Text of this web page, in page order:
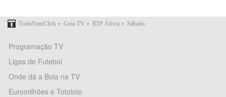
TudoNumClick › Guia TV › RTP África › Sábado
Programação TV
Ligas de Futebol
Onde dá a Bola na TV
Euromilhões e Totoloto